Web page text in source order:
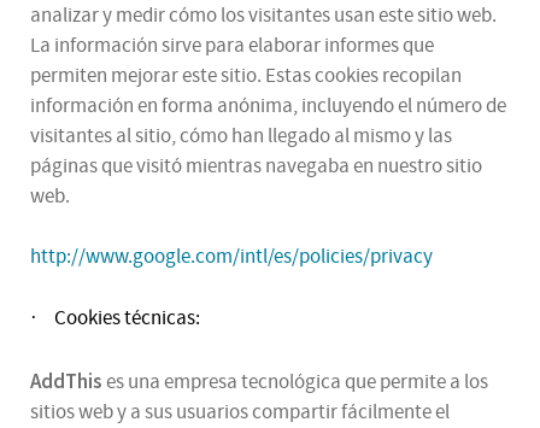
analizar y medir cómo los visitantes usan este sitio web.
La información sirve para elaborar informes que
permiten mejorar este sitio. Estas cookies recopilan
información en forma anónima, incluyendo el número de
visitantes al sitio, cómo han llegado al mismo y las
páginas que visitó mientras navegaba en nuestro sitio
web.
http://www.google.com/intl/es/policies/privacy
· Cookies técnicas:
AddThises una empresa tecnológica que permite a los
sitios web y a sus usuarios compartir fácilmente el